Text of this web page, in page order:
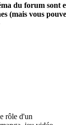
du forum sont
(mais vous
rôle d'un